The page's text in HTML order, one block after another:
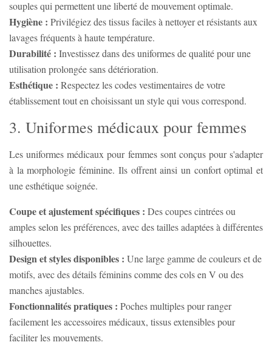
souples qui permettent une liberté de mouvement optimale.
Hygiène : Privilégiez des tissus faciles à nettoyer et résistants aux
lavages fréquents à haute température.
Durabilité : Investissez dans des uniformes de qualité pour une
utilisation prolongée sans détérioration.
Esthétique : Respectez les codes vestimentaires de votre
établissement tout en choisissant un style qui vous correspond.
3. Uniformes médicaux pour femmes
Les uniformes médicaux pour femmes sont conçus pour s'adapter
à la morphologie féminine. Ils offrent ainsi un confort optimal et
une esthétique soignée.
Coupe et ajustement spécifiques : Des coupes cintrées ou
amples selon les préférences, avec des tailles adaptées à différentes
silhouettes.
Design et styles disponibles : Une large gamme de couleurs et de
motifs, avec des détails féminins comme des cols en V ou des
manches ajustables.
Fonctionnalités pratiques : Poches multiples pour ranger
facilement les accessoires médicaux, tissus extensibles pour
faciliter les mouvements.